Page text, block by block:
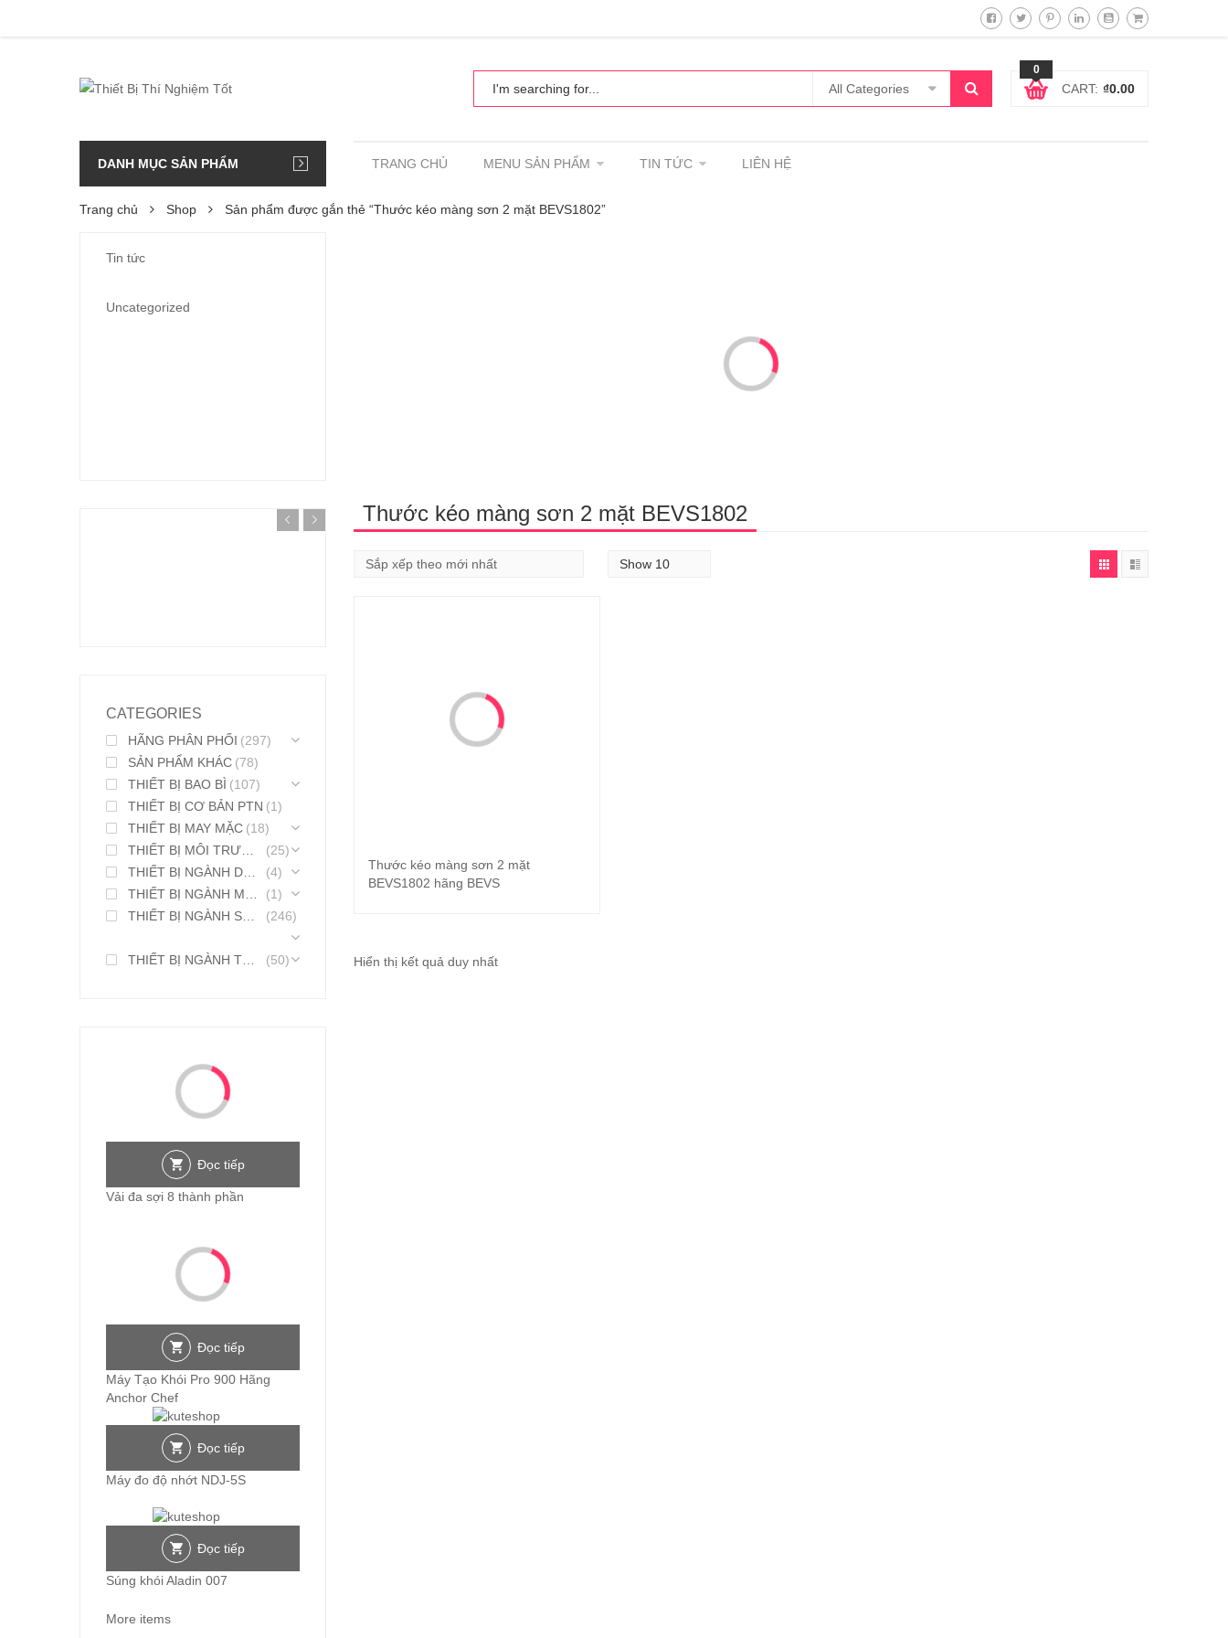
All Categories
0
CART: ₫0.00
DANH MỤC SẢN PHẨM TRANG CHỦ MENU SẢN PHẨM TIN TỨC LIÊN HỆ
Trang chủ Shop Sản phẩm được gắn thẻ “Thước kéo màng sơn 2 mặt BEVS1802”
Thước kéo màng sơn 2 mặt BEVS1802
Đọc tiếp
Thước kéo màng sơn 2 mặt
BEVS1802 hãng BEVS
Hiển thị kết quả duy nhất
Tin tức
Uncategorized
CATEGORIES
HÃNG PHÂN PHỐI (297)
SẢN PHẨM KHÁC (78)
THIẾT BỊ BAO BÌ (107)
THIẾT BỊ CƠ BẢN PTN (1)
THIẾT BỊ MAY MẶC (18)
THIẾT BỊ MÔI TRƯỜNG
(25)
THIẾT BỊ NGÀNH DƯỢC PHẨM
(4)
THIẾT BỊ NGÀNH MỸ PHẨM
(1)
THIẾT BỊ NGÀNH SƠN MỰC IN
(246)
THIẾT BỊ NGÀNH THỰC PHẨM (50)
Đọc tiếp
Vải đa sợi 8 thành phần
Đọc tiếp
Máy Tạo Khói Pro 900 Hãng
Anchor Chef
Đọc tiếp
Máy đo độ nhớt NDJ-5S
Đọc tiếp
Súng khói Aladin 007
More items